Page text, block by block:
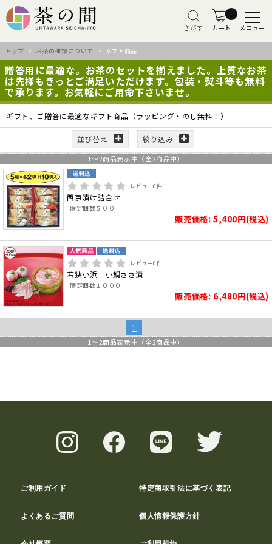
さがす カート メニュー
トップ > お茶の種類について > ギフト商品
贈答用に最適な。お茶のセットを揃えました。上質なお茶
は先様もきっとご満足いただけます。包装・熨斗等も無料
で承ります。お気軽にご用命下さいませ。
ギフト、ご贈答に最適なギフト商品（ラッピング・のし無料！）
並び替え 絞り込み
1 ～2商品表示中（全2商品中）
レビュー0件
西京漬け詰合せ
限定個数５００
販売価格: 5,400円(税込)
レビュー0件
若狭小浜 小鯛ささ漬
限定個数１０００
販売価格: 6,480円(税込)
1
1 ～2商品表示中（全2商品中）
ご利用ガイド 特定商取引法に基づく表記
よくあるご質問 個人情報保護方針